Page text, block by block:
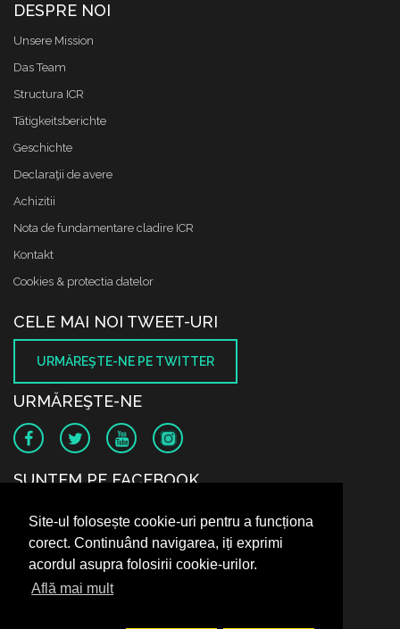
Site-ul folosește cookie-uri pentru a funcționa
corect. Continuând navigarea, iți exprimi
acordul asupra folosirii cookie-urilor.
Află mai mult
DESPRE NOI
Unsere Mission
Das Team
Structura ICR
Tätigkeitsberichte
Geschichte
Declaraţii de avere
Achizitii
Nota de fundamentare cladire ICR
Kontakt
Cookies & protectia datelor
CELE MAI NOI TWEET-URI
URMĂREŞTE-NE PE TWITTER
URMĂREŞTE-NE
SUNTEM PE FACEBOOK